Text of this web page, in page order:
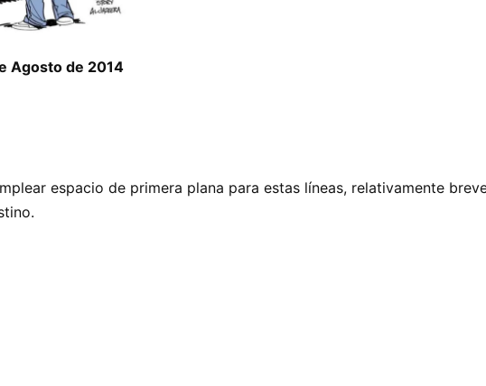
Agosto de 2014
espacio de primera plana para estas líneas, relativamente